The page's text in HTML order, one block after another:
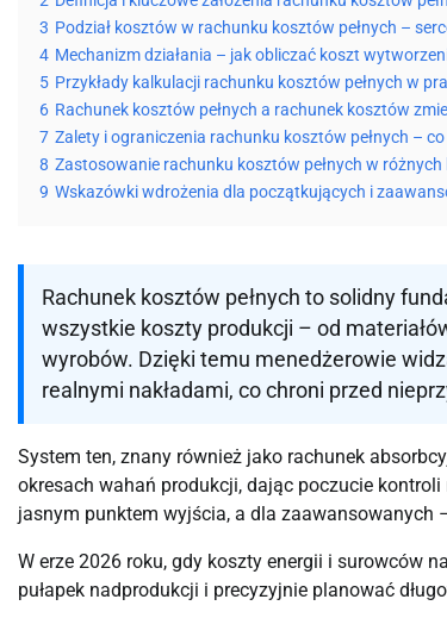
3 Podział kosztów w rachunku kosztów pełnych –
4 Mechanizm działania – jak obliczać koszt
5 Przykłady kalkulacji rachunku kosztów pełnych w
6 Rachunek kosztów pełnych a rachunek kosztów
7 Zalety i ograniczenia rachunku kosztów pełnych –
8 Zastosowanie rachunku kosztów pełnych w różnych
9 Wskazówki wdrożenia dla początkujących i
Rachunek kosztów pełnych to solidny
wszystkie koszty produkcji – od
wyrobów. Dzięki temu menedżerowie
realnymi nakładami, co chroni przed
System ten, znany również jako rachunek
okresach wahań produkcji, dając poczucie
jasnym punktem wyjścia, a dla zaawansowanych
W erze 2026 roku, gdy koszty energii i surowców
pułapek nadprodukcji i precyzyjnie planować